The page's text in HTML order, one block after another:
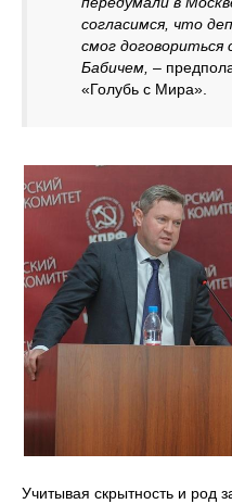
согласимся, что
смог
Бабичем, –
«Голубь с Мира».
Учитывая скрытность и род